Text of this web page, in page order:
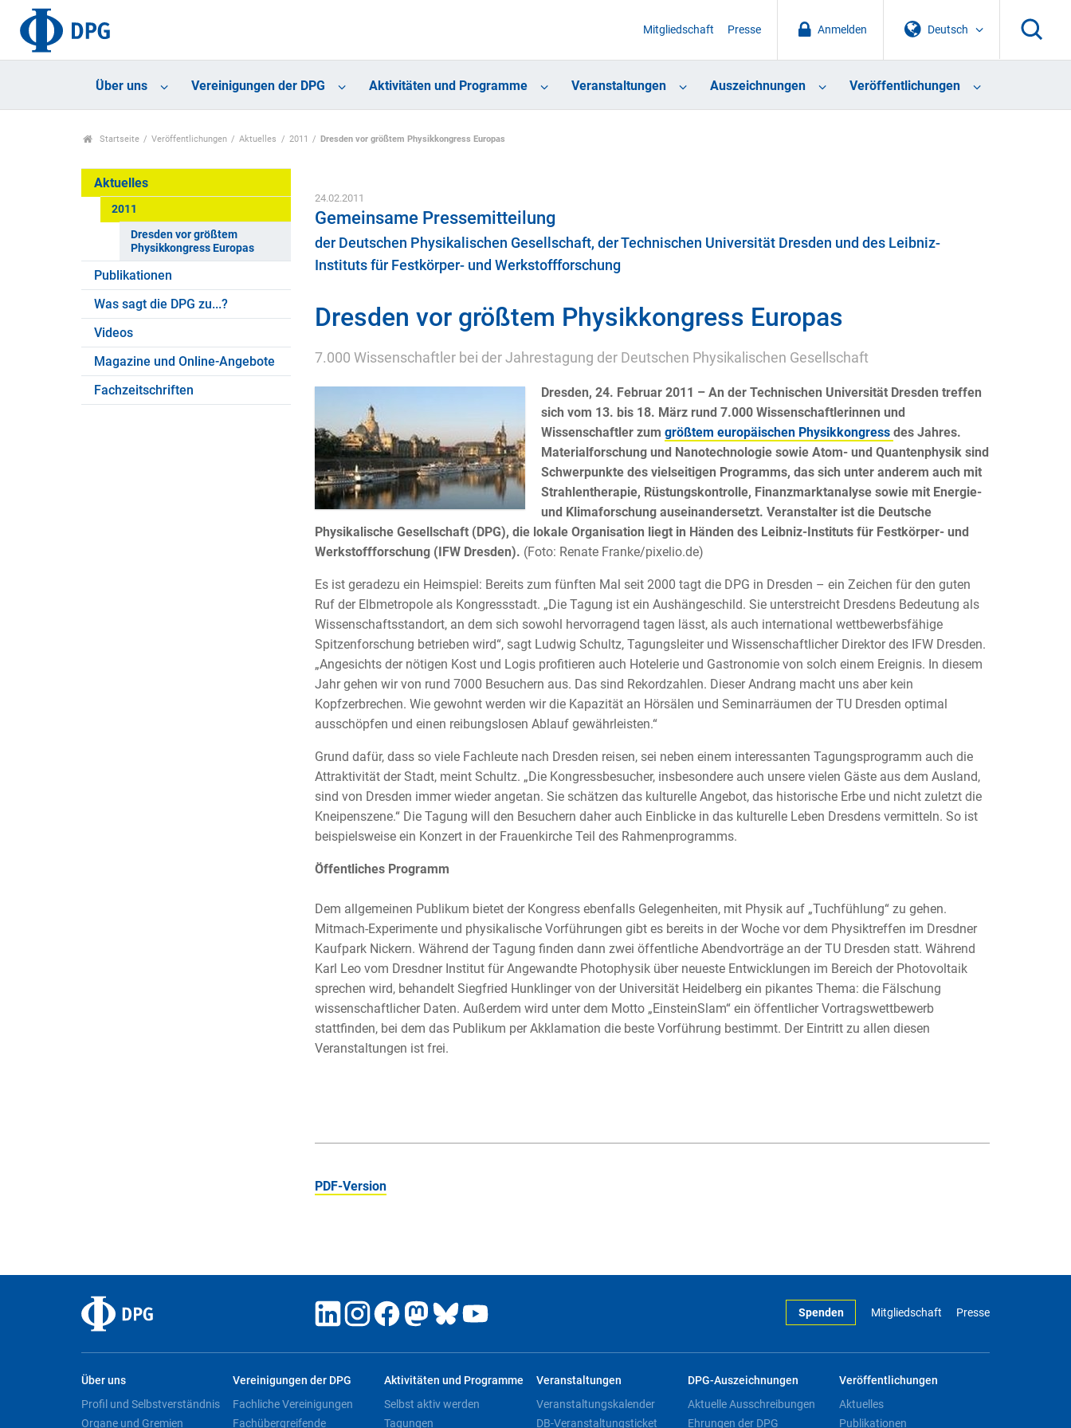
Deutsch
Anmelden
Mitgliedschaft Presse
Über uns Vereinigungen der DPG Aktivitäten und Programme Veranstaltungen Auszeichnungen Veröffentlichungen
Startseite Veröffentlichungen Aktuelles 2011 Dresden vor größtem Physikkongress Europas
Aktuelles
2011
Dresden vor größtem
Physikkongress Europas
Publikationen
Was sagt die DPG zu...?
Videos
Magazine und Online-Angebote
Fachzeitschriften
24.02.2011
Gemeinsame Pressemitteilung
der Deutschen Physikalischen Gesellschaft, der Technischen Universität Dresden und des Leibniz-
Instituts für Festkörper- und Werkstoffforschung
Dresden vor größtem Physikkongress Europas
7.000 Wissenschaftler bei der Jahrestagung der Deutschen Physikalischen Gesellschaft
Dresden, 24. Februar 2011 – An der Technischen Universität Dresden treffen
sich vom 13. bis 18. März rund 7.000 Wissenschaftlerinnen und
Wissenschaftler zum größtem europäischen Physikkongress des Jahres.
Materialforschung und Nanotechnologie sowie Atom- und Quantenphysik sind
Schwerpunkte des vielseitigen Programms, das sich unter anderem auch mit
Strahlentherapie, Rüstungskontrolle, Finanzmarktanalyse sowie mit Energie-
und Klimaforschung auseinandersetzt. Veranstalter ist die Deutsche
Physikalische Gesellschaft (DPG), die lokale Organisation liegt in Händen des Leibniz-Instituts für Festkörper- und
Werkstoffforschung (IFW Dresden). (Foto: Renate Franke/pixelio.de)
Es ist geradezu ein Heimspiel: Bereits zum fünften Mal seit 2000 tagt die DPG in Dresden – ein Zeichen für den guten
Ruf der Elbmetropole als Kongressstadt. „Die Tagung ist ein Aushängeschild. Sie unterstreicht Dresdens Bedeutung als
Wissenschaftsstandort, an dem sich sowohl hervorragend tagen lässt, als auch international wettbewerbsfähige
Spitzenforschung betrieben wird“, sagt Ludwig Schultz, Tagungsleiter und Wissenschaftlicher Direktor des IFW Dresden.
„Angesichts der nötigen Kost und Logis profitieren auch Hotelerie und Gastronomie von solch einem Ereignis. In diesem
Jahr gehen wir von rund 7000 Besuchern aus. Das sind Rekordzahlen. Dieser Andrang macht uns aber kein
Kopfzerbrechen. Wie gewohnt werden wir die Kapazität an Hörsälen und Seminarräumen der TU Dresden optimal
ausschöpfen und einen reibungslosen Ablauf gewährleisten.“
Grund dafür, dass so viele Fachleute nach Dresden reisen, sei neben einem interessanten Tagungsprogramm auch die
Attraktivität der Stadt, meint Schultz. „Die Kongressbesucher, insbesondere auch unsere vielen Gäste aus dem Ausland,
sind von Dresden immer wieder angetan. Sie schätzen das kulturelle Angebot, das historische Erbe und nicht zuletzt die
Kneipenszene.“ Die Tagung will den Besuchern daher auch Einblicke in das kulturelle Leben Dresdens vermitteln. So ist
beispielsweise ein Konzert in der Frauenkirche Teil des Rahmenprogramms.
Öffentliches Programm
Dem allgemeinen Publikum bietet der Kongress ebenfalls Gelegenheiten, mit Physik auf „Tuchfühlung“ zu gehen.
Mitmach-Experimente und physikalische Vorführungen gibt es bereits in der Woche vor dem Physiktreffen im Dresdner
Kaufpark Nickern. Während der Tagung finden dann zwei öffentliche Abendvorträge an der TU Dresden statt. Während
Karl Leo vom Dresdner Institut für Angewandte Photophysik über neueste Entwicklungen im Bereich der Photovoltaik
sprechen wird, behandelt Siegfried Hunklinger von der Universität Heidelberg ein pikantes Thema: die Fälschung
wissenschaftlicher Daten. Außerdem wird unter dem Motto „EinsteinSlam“ ein öffentlicher Vortragswettbewerb
stattfinden, bei dem das Publikum per Akklamation die beste Vorführung bestimmt. Der Eintritt zu allen diesen
Veranstaltungen ist frei.
PDF-Version
Spenden Mitgliedschaft Presse
Über uns
Profil und Selbstverständnis
Organe und Gremien
Vereinigungen der DPG
Fachliche Vereinigungen
Fachübergreifende
Aktivitäten und Programme
Selbst aktiv werden
Tagungen
Veranstaltungen
Veranstaltungskalender
DB-Veranstaltungsticket
DPG-Auszeichnungen
Aktuelle Ausschreibungen
Ehrungen der DPG
Veröffentlichungen
Aktuelles
Publikationen